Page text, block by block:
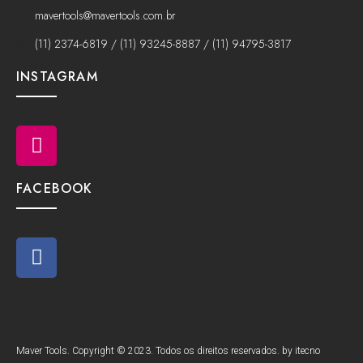
mavertools@mavertools.com.br
(11) 2374-6819 / (11) 93245-8887 / (11) 94795-3817
INSTAGRAM
FACEBOOK
Maver Tools. Copyright © 2023. Todos os direitos reservados. by itecno